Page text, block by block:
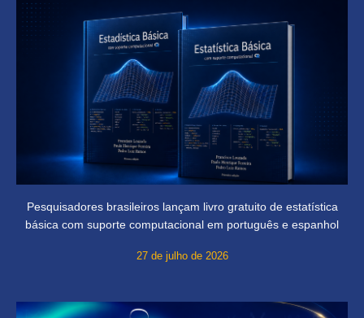
Pesquisadores brasileiros lançam livro gratuito de estatística
básica com suporte computacional em português e espanhol
27 de julho de 2026